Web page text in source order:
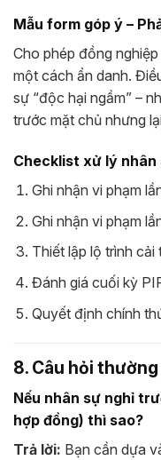
Mẫu form góp ý –
Cho phép đồng
một cách ẩn danh.
sự “độc hại ngầm” –
trước mặt chủ nhưng
Checklist xử lý nhân
Ghi nhận vi phạm
Ghi nhận vi phạm
Thiết lập lộ trình
Đánh giá cuối kỳ
Quyết định chính
8. Câu hỏi
Nếu nhân sự nghỉ
hợp đồng) thì sao?
Trả lời: Bạn cần dựa